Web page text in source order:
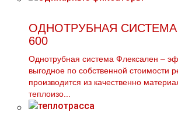
ОДНОТРУБНАЯ
600
Однотpубная система Флексален –
выгодное по собственной стоимости
производится из качественно
теплоизо...